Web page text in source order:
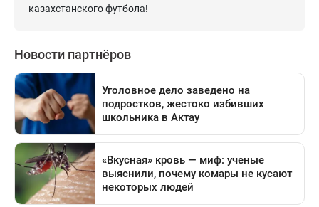
казахстанского футбола!